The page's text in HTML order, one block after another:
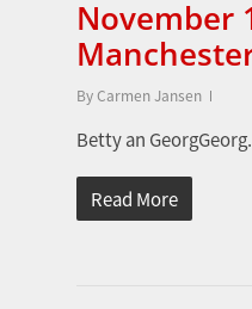
November
ByCarmen Jansen
Betty an
Read More